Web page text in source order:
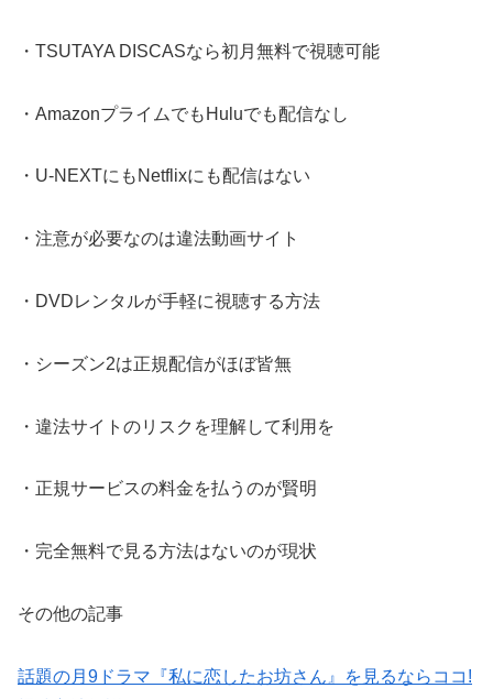
・TSUTAYA DISCASなら初月無料で視聴可能
・AmazonプライムでもHuluでも配信なし
・U-NEXTにもNetflixにも配信はない
・注意が必要なのは違法動画サイト
・DVDレンタルが手軽に視聴する方法
・シーズン2は正規配信がほぼ皆無
・違法サイトのリスクを理解して利用を
・正規サービスの料金を払うのが賢明
・完全無料で見る方法はないのが現状
その他の記事
話題の月9ドラマ『私に恋したお坊さん』を見るならココ!